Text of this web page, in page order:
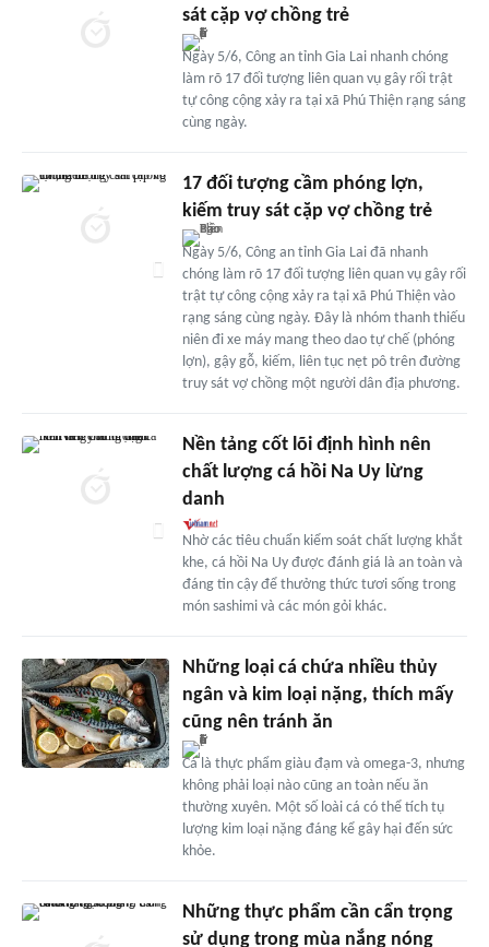
sát cặp vợ chồng trẻ
Ngày 5/6, Công an tỉnh Gia Lai nhanh chóng
làm rõ 17 đối tượng liên quan vụ gây rối trật
tự công cộng xảy ra tại xã Phú Thiện rạng sáng
cùng ngày.
17 đối tượng cầm phóng lợn,
kiếm truy sát cặp vợ chồng trẻ
Ngày 5/6, Công an tỉnh Gia Lai đã nhanh
chóng làm rõ 17 đối tượng liên quan vụ gây rối
trật tự công cộng xảy ra tại xã Phú Thiện vào
rạng sáng cùng ngày. Đây là nhóm thanh thiếu
niên đi xe máy mang theo dao tự chế (phóng
lợn), gậy gỗ, kiếm, liên tục nẹt pô trên đường
truy sát vợ chồng một người dân địa phương.
Nền tảng cốt lõi định hình nên
chất lượng cá hồi Na Uy lừng
danh
Nhờ các tiêu chuẩn kiểm soát chất lượng khắt
khe, cá hồi Na Uy được đánh giá là an toàn và
đáng tin cậy để thưởng thức tươi sống trong
món sashimi và các món gỏi khác.
Những loại cá chứa nhiều thủy
ngân và kim loại nặng, thích mấy
cũng nên tránh ăn
Cá là thực phẩm giàu đạm và omega-3, nhưng
không phải loại nào cũng an toàn nếu ăn
thường xuyên. Một số loài cá có thể tích tụ
lượng kim loại nặng đáng kể gây hại đến sức
khỏe.
Những thực phẩm cần cẩn trọng
sử dụng trong mùa nắng nóng